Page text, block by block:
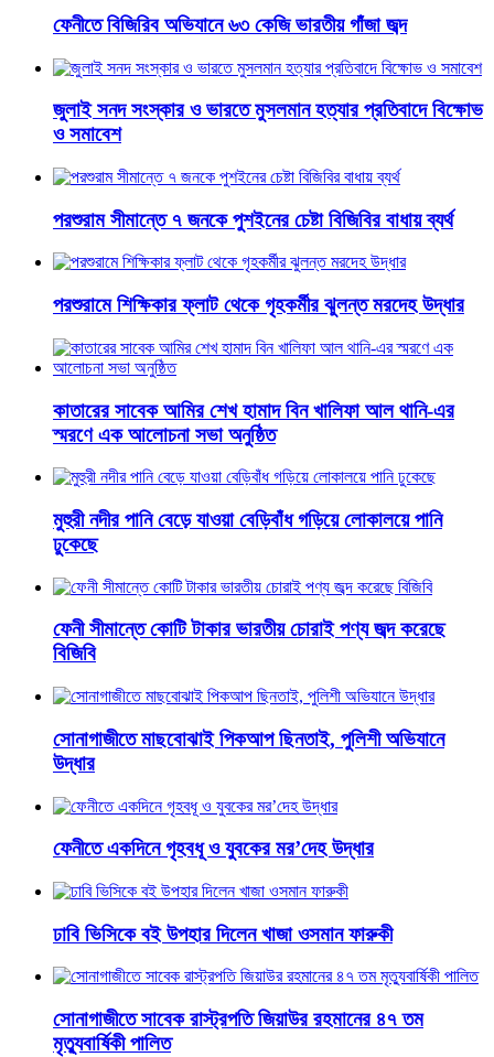
ফেনীতে বিজিরিব অভিযানে ৬৩ কেজি ভারতীয় গাঁজা জব্দ
জুলাই সনদ সংস্কার ও ভারতে মুসলমান হত্যার প্রতিবাদে বিক্ষোভ
ও সমাবেশ
পরশুরাম সীমান্তে ৭ জনকে পুশইনের চেষ্টা বিজিবির বাধায় ব্যর্থ
পরশুরামে শিক্ষিকার ফ্লাট থেকে গৃহকর্মীর ঝুলন্ত মরদেহ উদ্ধার
কাতারের সাবেক আমির শেখ হামাদ বিন খালিফা আল থানি-এর
স্মরণে এক আলোচনা সভা অনুষ্ঠিত
মুহুরী নদীর পানি বেড়ে যাওয়া বেড়িবাঁধ গড়িয়ে লোকালয়ে পানি
ঢুকেছে
ফেনী সীমান্তে কোটি টাকার ভারতীয় চোরাই পণ্য জব্দ করেছে
বিজিবি
সোনাগাজীতে মাছবোঝাই পিকআপ ছিনতাই, পুলিশী অভিযানে
উদ্ধার
ফেনীতে একদিনে গৃহবধূ ও যুবকের মর’দেহ উদ্ধার
ঢাবি ভিসিকে বই উপহার দিলেন খাজা ওসমান ফারুকী
সোনাগাজীতে সাবেক রাস্ট্রপতি জিয়াউর রহমানের ৪৭ তম
মৃত্যুবার্ষিকী পালিত